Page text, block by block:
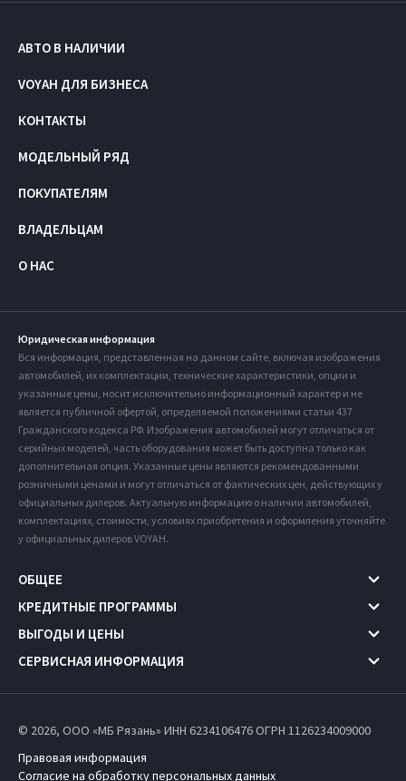
АВТО В НАЛИЧИИ
VOYAH ДЛЯ БИЗНЕСА
КОНТАКТЫ
МОДЕЛЬНЫЙ РЯД
ПОКУПАТЕЛЯМ
ВЛАДЕЛЬЦАМ
О НАС
Юридическая информация
Вся информация, представленная на данном сайте, включая изображения
автомобилей, их комплектации, технические характеристики, опции и
указанные цены, носит исключительно информационный характер и не
является публичной офертой, определяемой положениями статьи 437
Гражданского кодекса РФ. Изображения автомобилей могут отличаться от
серийных моделей, часть оборудования может быть доступна только как
дополнительная опция. Указанные цены являются рекомендованными
розничными ценами и могут отличаться от фактических цен, действующих у
официальных дилеров. Актуальную информацию о наличии автомобилей,
комплектациях, стоимости, условиях приобретения и оформления уточняйте
у официальных дилеров VOYAH.
ОБЩЕЕ
КРЕДИТНЫЕ ПРОГРАММЫ
ВЫГОДЫ И ЦЕНЫ
СЕРВИСНАЯ ИНФОРМАЦИЯ
© 2026, ООО «МБ Рязань» ИНН 6234106476ОГРН 1126234009000
Правовая информация
Согласие на обработку персональных данных